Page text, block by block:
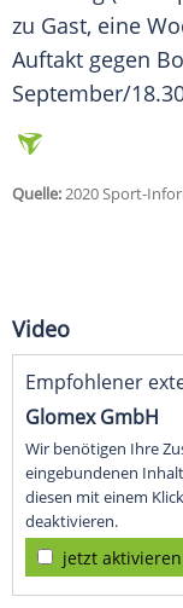
zu Gast, eine
Auftakt gegen
September/
Quelle:2020 Sport-
Video
Empfohlener
Glomex GmbH
Wir benötigen Ihre
eingebundenen
diesen mit einem
deaktivieren.
jetzt aktivieren